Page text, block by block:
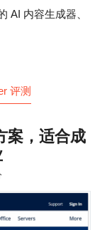
AI 内容生成器、
评测
案，适合成